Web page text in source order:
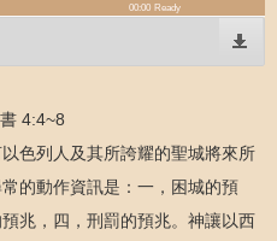
00:00 Ready
4:4~8
色列人及其所誇耀的聖城將來所
的動作資訊是：一，困城的預
兆，四，刑罰的預兆。神讓以西